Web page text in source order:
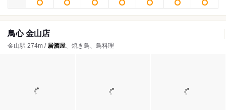
鳥心 金山店
金山駅 274m / 居酒屋、焼き鳥、鳥料理